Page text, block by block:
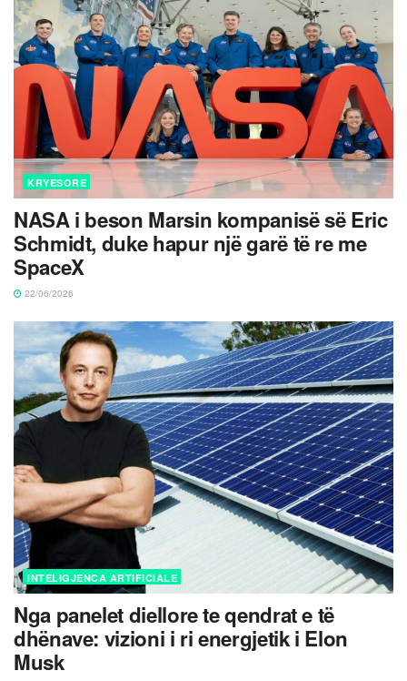
KRYESORE
NASA i beson Marsin kompanisë së Eric
Schmidt, duke hapur një garë të re me
SpaceX
22/06/2026
INTELIGJENCA ARTIFICIALE
Nga panelet diellore te qendrat e të
dhënave: vizioni i ri energjetik i Elon
Musk